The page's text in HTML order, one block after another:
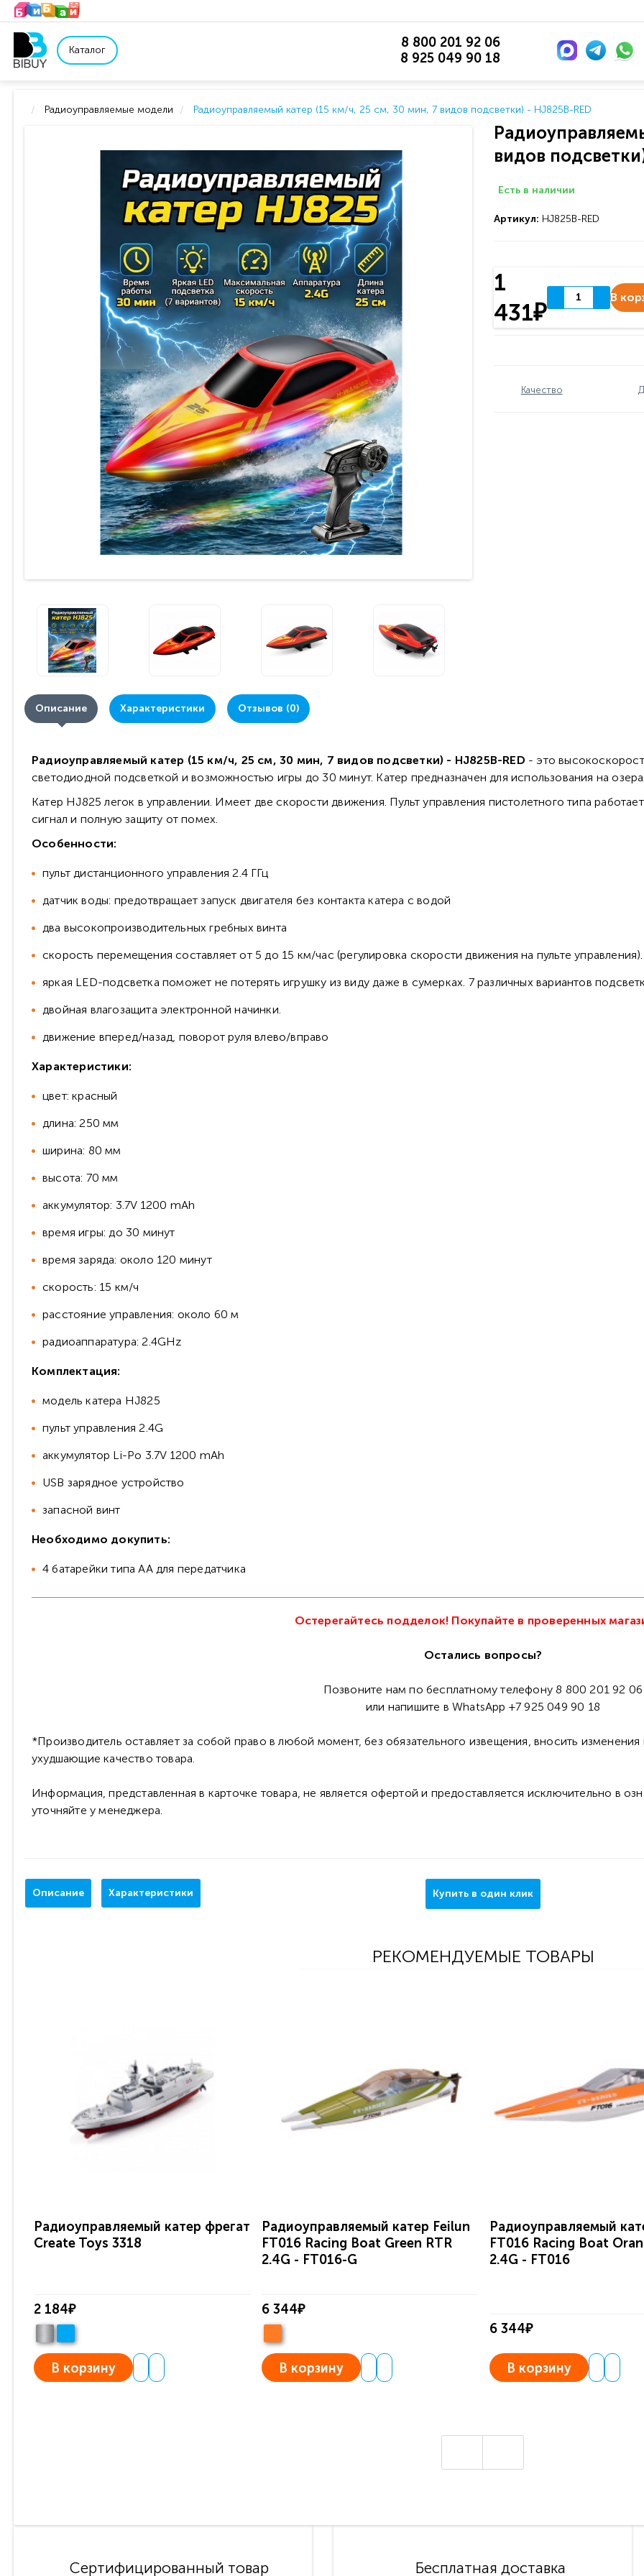
Каталог
8 800 201 92 06
8 925 049 90 18
Радиоуправляемые модели Радиоуправляемый катер (15 км/ч, 25 см, 30 мин, 7 видов подсветки) - HJ825B-RED
видов
Есть в наличии
Артикул: HJ825B-RED
1
431₽
В
Качество
Описание Характеристики Отзывов (0)
Радиоуправляемый катер (15 км/ч, 25 см, 30 мин, 7 видов подсветки) - HJ825B-RED - это
светодиодной подсветкой и возможностью игры до 30 минут. Катер предназначен для использования на
Катер HJ825 легок в управлении. Имеет две скорости движения. Пульт управления пистолетного типа
сигнал и полную защиту от помех.
Особенности:
пульт дистанционного управления 2.4 ГГц
датчик воды: предотвращает запуск двигателя без контакта катера с водой
два высокопроизводительных гребных винта
скорость перемещения составляет от 5 до 15 км/час (регулировка скорости движения на пульте управления).
яркая LED-подсветка поможет не потерять игрушку из виду даже в сумерках. 7 различных вариантов
двойная влагозащита электронной начинки.
движение вперед/назад, поворот руля влево/вправо
Характеристики:
цвет: красный
длина: 250 мм
ширина: 80 мм
высота: 70 мм
аккумулятор: 3.7V 1200 mAh
время игры: до 30 минут
время заряда: около 120 минут
скорость: 15 км/ч
расстояние управления: около 60 м
радиоаппаратура: 2.4GHz
Комплектация:
модель катера HJ825
пульт управления 2.4G
аккумулятор Li-Po 3.7V 1200 mAh
USB зарядное устройство
запасной винт
Необходимо докупить:
4 батарейки типа AA для передатчика
Остерегайтесь подделок! Покупайте в проверенных
Остались вопросы?
Позвоните нам по бесплатному телефону 8 800 201 92 06
или напишите в WhatsApp +7 925 049 90 18
*Производитель оставляет за собой право в любой момент, без обязательного извещения, вносить
ухудшающие качество товара.
Информация, представленная в карточке товара, не является офертой и предоставляется исключительно в
уточняйте у менеджера.
Описание Характеристики Купить в один клик
РЕКОМЕНДУЕМЫЕ ТОВАРЫ
Радиоуправляемый катер фрегат
Create Toys 3318
2 184₽
В корзину
Радиоуправляемый катер Feilun
FT016 Racing Boat Green RTR
2.4G - FT016-G
6 344₽
В корзину
Радиоуправляемый
FT016 Racing Boat
2.4G - FT016
6 344₽
В корзину
Сертифицированный товар Бесплатная доставка